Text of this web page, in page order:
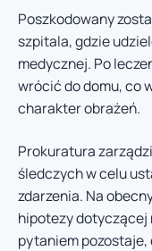
Poszkodowany
szpitala, gdzie
medycznej. Po
wrócić do domu, co
charakter obrażeń.
Prokuratura
śledczych w celu
zdarzenia. Na
hipotezy dotyczącej
pytaniem pozostaje,